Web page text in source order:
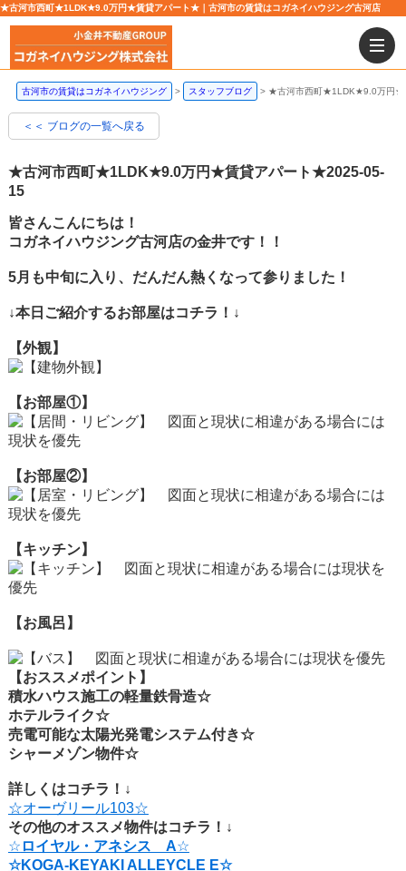
★古河市西町★1LDK★9.0万円★賃貸アパート★｜古河市の賃貸はコガネイハウジング古河店
古河市の賃貸はコガネイハウジング スタッフブログ ★古河市西町★1LDK★9.0万円★
＜＜ ブログの一覧へ戻る
★古河市西町★1LDK★9.0万円★賃貸アパート★2025-05-
15
皆さんこんにちは！
コガネイハウジング古河店の金井です！！
5月も中旬に入り、だんだん熱くなって参りました！
↓本日ご紹介するお部屋はコチラ！↓
【外観】
【お部屋①】
【お部屋②】
【キッチン】
【お風呂】
【おススメポイント】
積水ハウス施工の軽量鉄骨造☆
ホテルライク☆
売電可能な太陽光発電システム付き☆
シャーメゾン物件☆
詳しくはコチラ！↓
☆オーヴリール103☆
その他のオススメ物件はコチラ！↓
☆ ロイヤル・アネシス A☆
☆KOGA-KEYAKI ALLEYCLE E☆